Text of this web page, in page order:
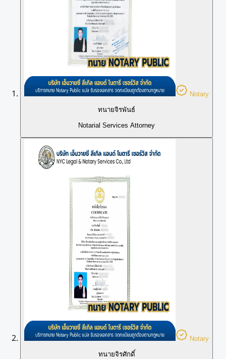
Notary
ทนายจิรพันธ์
Notarial Services Attorney
Notary
ทนายจิรศักดิ์